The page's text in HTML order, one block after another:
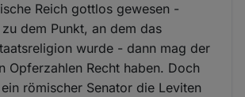
Reich gottlos gewesen -
dem Punkt, an dem das
wurde - dann mag der
Opferzahlen Recht haben. Doch
römischer Senator die Leviten